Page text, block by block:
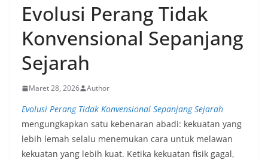
Evolusi Perang Tidak
Konvensional Sepanjang
Sejarah
Maret 28, 2026 Author
Evolusi Perang Tidak Konvensional Sepanjang Sejarah
mengungkapkan satu kebenaran abadi: kekuatan yang
lebih lemah selalu menemukan cara untuk melawan
kekuatan yang lebih kuat. Ketika kekuatan fisik gagal,